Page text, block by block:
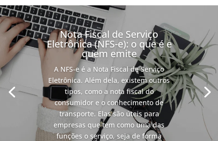
Nota Fiscal de Serviço
Eletrônica (NFS-e): o que é e
quem emite
A NFS-e é a Nota Fiscal de Serviço
Eletrônica. Além dela, existem outros
tipos, como a nota fiscal do
consumidor e o conhecimento de
transporte. Elas são úteis para
empresas que tem como uma das
funções o serviço, seja de forma